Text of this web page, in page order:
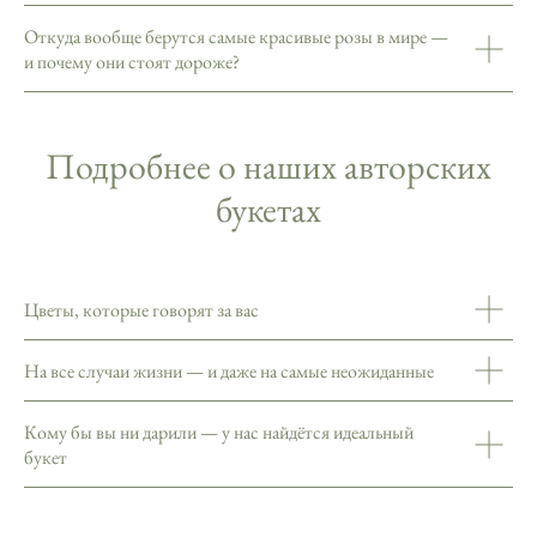
Откуда вообще берутся самые красивые розы в мире —
и почему они стоят дороже?
Подробнее о наших авторских
букетах
Цветы, которые говорят за вас
На все случаи жизни — и даже на самые неожиданные
Кому бы вы ни дарили — у нас найдётся идеальный
букет